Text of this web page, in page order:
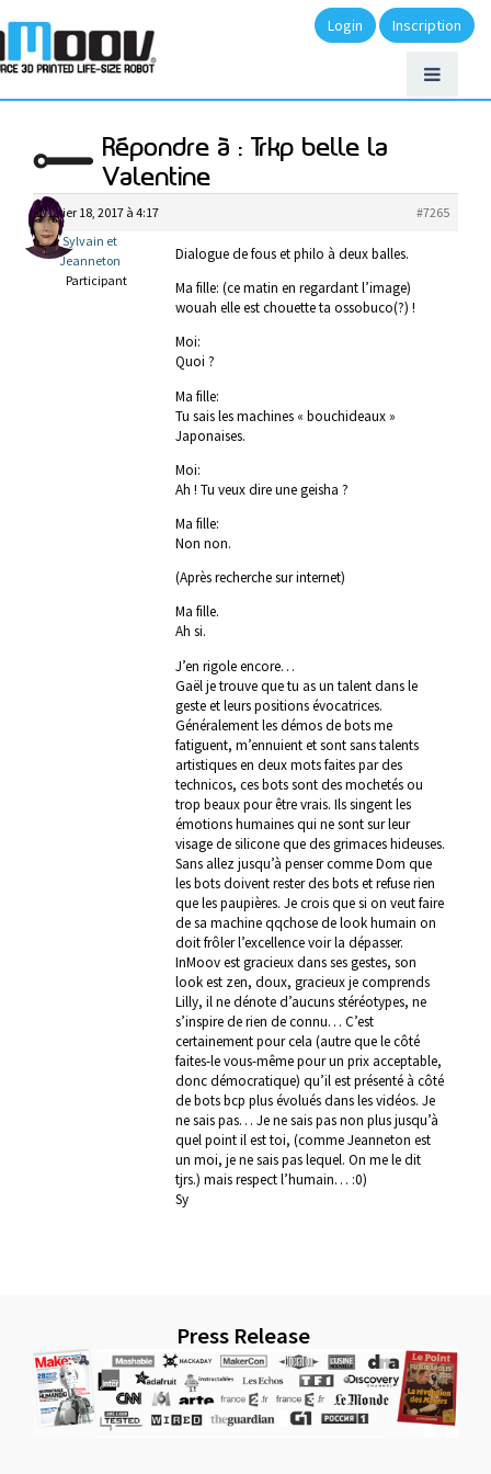
Login Inscription
Répondre à : Trkp belle la
Valentine
février 18, 2017 à 4:17
#7265
Sylvain et
Jeanneton
Participant
Dialogue de fous et philo à deux balles.
Ma fille: (ce matin en regardant l’image)
wouah elle est chouette ta ossobuco(?) !
Moi:
Quoi ?
Ma fille:
Tu sais les machines « bouchideaux »
Japonaises.
Moi:
Ah ! Tu veux dire une geisha ?
Ma fille:
Non non.
(Après recherche sur internet)
Ma fille.
Ah si.
J’en rigole encore…
Gaël je trouve que tu as un talent dans le
geste et leurs positions évocatrices.
Généralement les démos de bots me
fatiguent, m’ennuient et sont sans talents
artistiques en deux mots faites par des
technicos, ces bots sont des mochetés ou
trop beaux pour être vrais. Ils singent les
émotions humaines qui ne sont sur leur
visage de silicone que des grimaces hideuses.
Sans allez jusqu’à penser comme Dom que
les bots doivent rester des bots et refuse rien
que les paupières. Je crois que si on veut faire
de sa machine qqchose de look humain on
doit frôler l’excellence voir la dépasser.
InMoov est gracieux dans ses gestes, son
look est zen, doux, gracieux je comprends
Lilly, il ne dénote d’aucuns stéréotypes, ne
s’inspire de rien de connu… C’est
certainement pour cela (autre que le côté
faites-le vous-même pour un prix acceptable,
donc démocratique) qu’il est présenté à côté
de bots bcp plus évolués dans les vidéos. Je
ne sais pas… Je ne sais pas non plus jusqu’à
quel point il est toi, (comme Jeanneton est
un moi, je ne sais pas lequel. On me le dit
tjrs.) mais respect l’humain… :0)
Sy
Press Release